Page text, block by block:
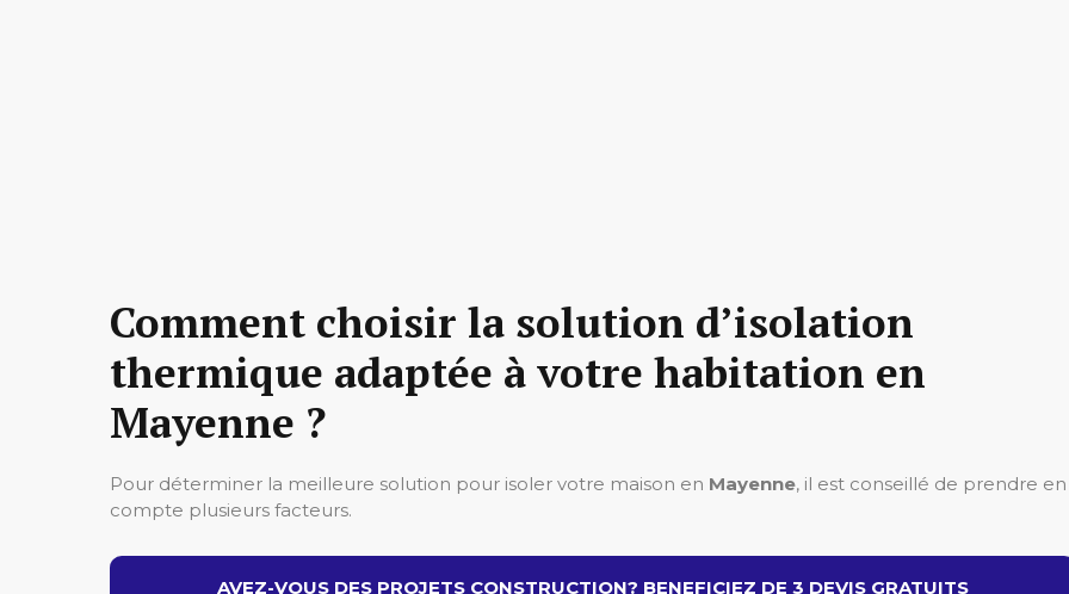
Comment choisir la solution d’isolation
thermique adaptée à votre habitation en
Mayenne ?
Pour déterminer la meilleure solution pour isoler votre maison en Mayenne, il est conseillé de prendre en
compte plusieurs facteurs.
AVEZ-VOUS DES PROJETS CONSTRUCTION? BENEFICIEZ DE 3 DEVIS GRATUITS